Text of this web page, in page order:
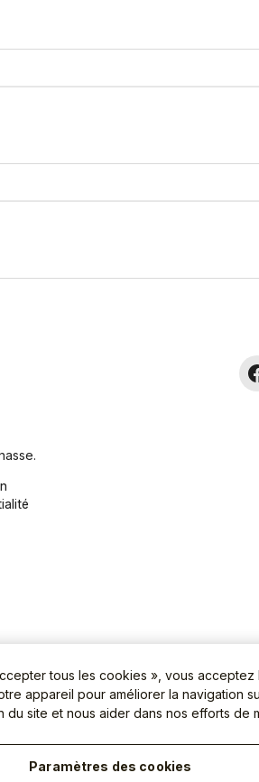
tous les cookies », vous
appareil pour améliorer la navigation
du site et nous aider dans nos efforts de
Paramètres des cookies